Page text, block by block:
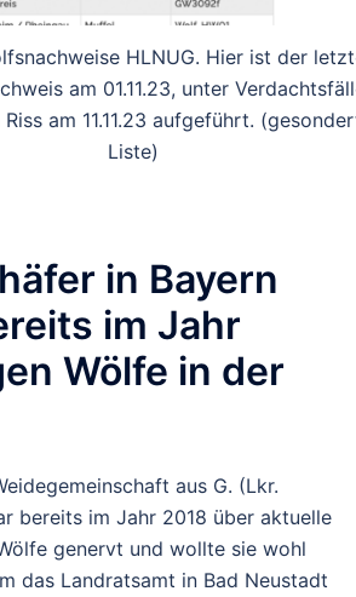
HLNUG. Hier ist der
am 01.11.23, unter
am 11.11.23 aufgeführt.
Liste)
in Bayern
im Jahr
Wölfe in der
aus G. (Lkr.
bereits im Jahr 2018 über aktuelle
genervt und wollte sie wohl
das Landratsamt in Bad Neustadt